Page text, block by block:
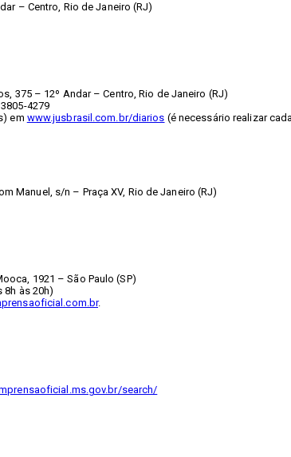
– Centro, Rio de Janeiro (RJ)
375 – 12º Andar – Centro, Rio de Janeiro (RJ)
4279
em www.jusbrasil.com.br/diarios (é necessário realizar
Manuel, s/n – Praça XV, Rio de Janeiro (RJ)
1921 – São Paulo (SP)
8h às 20h)
.
search/